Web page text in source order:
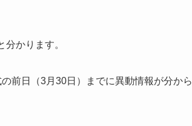
かります。
前日（3月30日）までに異動情報が分から